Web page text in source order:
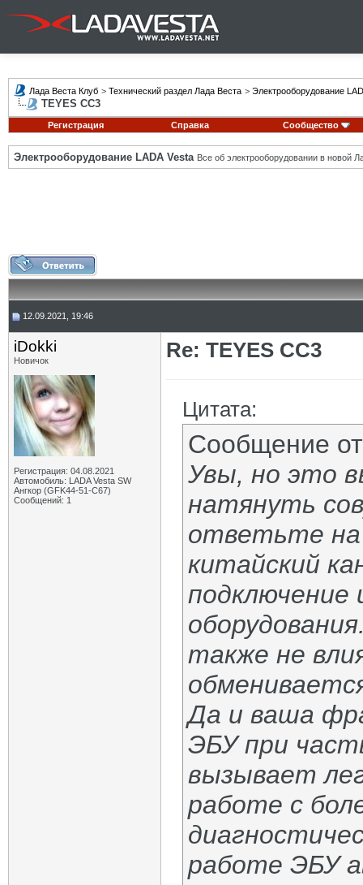
Лада Веста Клуб > Технический раздел Лада Веста > Электрооборудование
TEYES CC3
Регистрация Справка Сообщество
Электрооборудование LADA Vesta Все об электрооборудовании в новой
12.09.2021, 19:46
iDokki
Новичок
Регистрация: 04.08.2021
Автомобиль: LADA Vesta SW
Ангкор (GFK44-51-C67)
Сообщений: 1
Re: TEYES CC3
Цитата:
Сообщение
Увы, но это
натянуть
ответьте на
китайский
подключение
также не
Да и ваша
ЭБУ при
вызывает
работе с
работе ЭБУ